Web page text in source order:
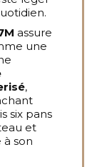
assure
une
,
six pans
et
son